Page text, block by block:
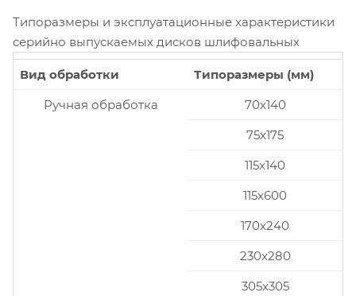
Типоразмеры и эксплуатационные характеристики
серийно выпускаемых дисков шлифовальных
Вид обработки
Типоразмеры (мм)
Ручная обработка
70x140
75x175
115x140
115x600
170x240
230x280
305x305